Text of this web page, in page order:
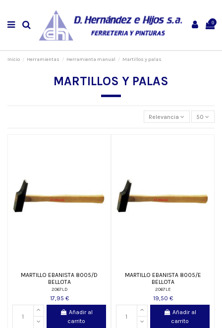
0
Inicio Herramientas Herramienta manual Martillos y palas
MARTILLOS Y PALAS
Relevancia 50
MARTILLO EBANISTA 8005/D
BELLOTA
2067LD
17,95 €
Añadir al
carrito
MARTILLO EBANISTA 8005/E
BELLOTA
2067LE
19,50 €
Añadir al
carrito